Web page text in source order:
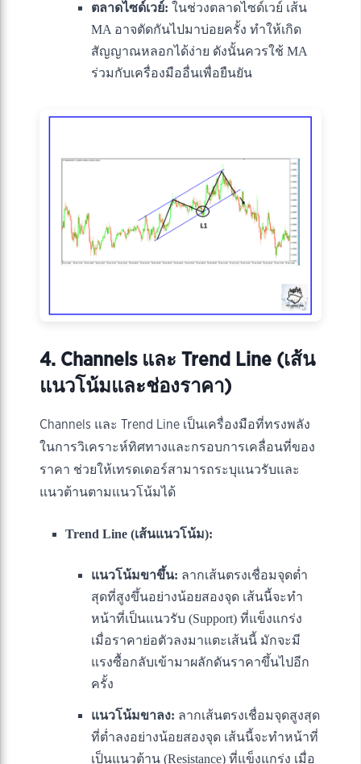
ตลาดไซด์เวย์: ในช่วงตลาดไซด์เวย์ เส้น
MA อาจตัดกันไปมาบ่อยครั้ง ทำให้เกิด
สัญญาณหลอกได้ง่าย ดังนั้นควรใช้ MA
ร่วมกับเครื่องมืออื่นเพื่อยืนยัน
4. Channels และ Trend Line (เส้น
แนวโน้มและช่องราคา)
Channels และ Trend Line เป็นเครื่องมือที่ทรงพลัง
ในการวิเคราะห์ทิศทางและกรอบการเคลื่อนที่ของ
ราคา ช่วยให้เทรดเดอร์สามารถระบุแนวรับและ
แนวต้านตามแนวโน้มได้
Trend Line (เส้นแนวโน้ม):
แนวโน้มขาขึ้น: ลากเส้นตรงเชื่อมจุดต่ำ
สุดที่สูงขึ้นอย่างน้อยสองจุด เส้นนี้จะทำ
หน้าที่เป็นแนวรับ (Support) ที่แข็งแกร่ง
เมื่อราคาย่อตัวลงมาแตะเส้นนี้ มักจะมี
แรงซื้อกลับเข้ามาผลักดันราคาขึ้นไปอีก
ครั้ง
แนวโน้มขาลง: ลากเส้นตรงเชื่อมจุดสูงสุด
ที่ต่ำลงอย่างน้อยสองจุด เส้นนี้จะทำหน้าที่
เป็นแนวต้าน (Resistance) ที่แข็งแกร่ง เมื่อ